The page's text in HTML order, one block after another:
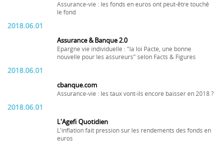
Assurance-vie : les fonds en euros ont peut-être touché
le fond
2018.06.01
Assurance & Banque 2.0
Epargne vie individuelle : "la loi Pacte, une bonne
nouvelle pour les assureurs" selon Facts & Figures
2018.06.01
cbanque.com
Assurance-vie : les taux vont-ils encore baisser en 2018 ?
2018.06.01
L'Agefi Quotidien
L'inflation fait pression sur les rendements des fonds en
euros